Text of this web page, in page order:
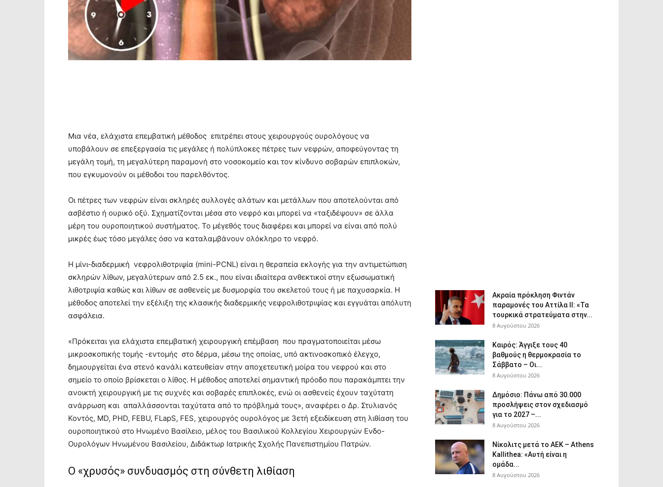
Μια νέα, ελάχιστα επεμβατική μέθοδος επιτρέπει στους χειρουργούς ουρολόγους να
υποβάλουν σε επεξεργασία τις μεγάλες ή πολύπλοκες πέτρες των νεφρών, αποφεύγοντας τη
μεγάλη τομή, τη μεγαλύτερη παραμονή στο νοσοκομείο και τον κίνδυνο σοβαρών επιπλοκών,
που εγκυμονούν οι μέθοδοι του παρελθόντος.
Οι πέτρες των νεφρών είναι σκληρές συλλογές αλάτων και μετάλλων που αποτελούνται από
ασβέστιο ή ουρικό οξύ. Σχηματίζονται μέσα στο νεφρό και μπορεί να «ταξιδέψουν» σε άλλα
μέρη του ουροποιητικού συστήματος. Το μέγεθός τους διαφέρει και μπορεί να είναι από πολύ
μικρές έως τόσο μεγάλες όσο να καταλαμβάνουν ολόκληρο το νεφρό.
Η μίνι-διαδερμική νεφρολιθοτριψία (mini-PCNL) είναι η θεραπεία εκλογής για την αντιμετώπιση
σκληρών λίθων, μεγαλύτερων από 2.5 εκ., που είναι ιδιαίτερα ανθεκτικοί στην εξωσωματική
λιθοτριψία καθώς και λίθων σε ασθενείς με δυσμορφία του σκελετού τους ή με παχυσαρκία. Η
μέθοδος αποτελεί την εξέλιξη της κλασικής διαδερμικής νεφρολιθοτριψίας και εγγυάται απόλυτη
ασφάλεια.
«Πρόκειται για ελάχιστα επεμβατική χειρουργική επέμβαση που πραγματοποιείται μέσω
μικροσκοπικής τομής -εντομής στο δέρμα, μέσω της οποίας, υπό ακτινοσκοπικό έλεγχο,
δημιουργείται ένα στενό κανάλι κατευθείαν στην αποχετευτική μοίρα του νεφρού και στο
σημείο το οποίο βρίσκεται ο λίθος. Η μέθοδος αποτελεί σημαντική πρόοδο που παρακάμπτει την
ανοικτή χειρουργική με τις συχνές και σοβαρές επιπλοκές, ενώ οι ασθενείς έχουν ταχύτατη
ανάρρωση και απαλλάσσονται ταχύτατα από το πρόβλημά τους», αναφέρει ο Δρ. Στυλιανός
Κοντός, MD, PHD, FEBU, FLapS, FES, χειρουργός ουρολόγος με 3ετή εξειδίκευση στη λιθίαση του
ουροποιητικού στο Ηνωμένο Βασίλειο, μέλος του Βασιλικού Κολλεγίου Χειρουργών Ενδο-
Ουρολόγων Ηνωμένου Βασιλείου, Διδάκτωρ Ιατρικής Σχολής Πανεπιστημίου Πατρών.
Ο «χρυσός» συνδυασμός στη σύνθετη λιθίαση
Ακραία πρόκληση Φιντάν
παραμονές του Αττίλα ΙΙ: «Τα
τουρκικά στρατεύματα στην...
8 Αυγούστου 2026
Καιρός: Άγγιξε τους 40
βαθμούς η θερμοκρασία το
Σάββατο – Οι...
8 Αυγούστου 2026
Δημόσιο: Πάνω από 30.000
προσλήψεις στον σχεδιασμό
για το 2027 –...
8 Αυγούστου 2026
Νίκολιτς μετά το ΑΕΚ – Athens
Kallithea: «Αυτή είναι η
ομάδα...
8 Αυγούστου 2026